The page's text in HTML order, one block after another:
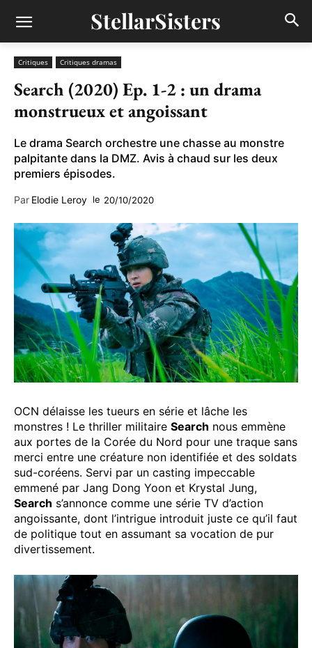
StellarSisters
Critiques Critiques dramas
Search (2020) Ep. 1-2 : un drama
monstrueux et angoissant
Le drama Search orchestre une chasse au monstre
palpitante dans la DMZ. Avis à chaud sur les deux
premiers épisodes.
Par Elodie Leroy le 20/10/2020
OCN délaisse les tueurs en série et lâche les
monstres ! Le thriller militaire Search nous emmène
aux portes de la Corée du Nord pour une traque sans
merci entre une créature non identifiée et des soldats
sud-coréens. Servi par un casting impeccable
emmené par Jang Dong Yoon et Krystal Jung,
Search s’annonce comme une série TV d’action
angoissante, dont l’intrigue introduit juste ce qu’il faut
de politique tout en assumant sa vocation de pur
divertissement.